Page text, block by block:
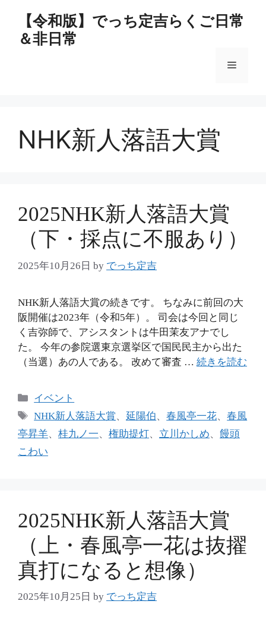
【令和版】でっち定吉らくご日常
＆非日常
メ
NHK新人落語大賞
2025NHK新人落語大賞
（下・採点に不服あり）
2025年10月26日 by でっち定吉
NHK新人落語大賞の続きです。 ちなみに前回の大
阪開催は2023年（令和5年）。 司会は今回と同じ
く吉弥師で、アシスタントは牛田茉友アナでし
た。 今年の参院選東京選挙区で国民民主から出た
（当選）あの人である。 改めて審査 … 続きを読む
カ
テ
リ
ー
イベント
タ
グ
NHK新人落語大賞、延陽伯、春風亭一花、春風
亭昇羊、 桂九ノ一、 権助提灯、 立川かしめ、 饅頭
こわい
2025NHK新人落語大賞
（上・春風亭一花は抜擢
真打になると想像）
2025年10月25日 by でっち定吉